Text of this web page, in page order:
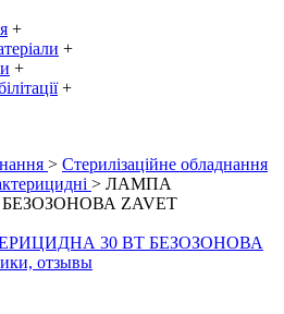
+
+
+
+
> Стерилізаційне обладнання
> ЛАМПА
ZAVET